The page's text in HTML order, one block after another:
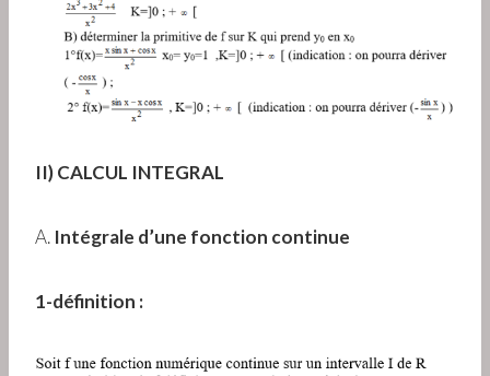
II) CALCUL INTEGRAL
A. Intégrale d’une fonction continue
1-définition :